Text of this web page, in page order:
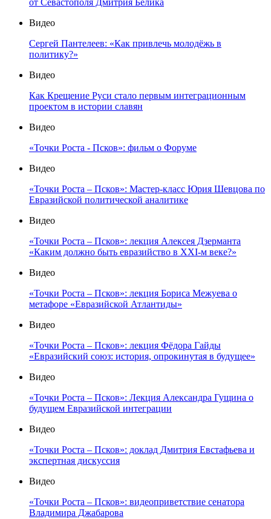
от Севастополя Дмитрия Белика
Видео
Сергей Пантелеев: «Как привлечь молодёжь в
политику?»
Видео
Как Крещение Руси стало первым интеграционным
проектом в истории славян
Видео
«Точки Роста - Псков»: фильм о Форуме
Видео
«Точки Роста – Псков»: Мастер-класс Юрия Шевцова по
Евразийской политической аналитике
Видео
«Точки Роста – Псков»: лекция Алексея Дзерманта
«Каким должно быть евразийство в XXI-м веке?»
Видео
«Точки Роста – Псков»: лекция Бориса Межуева о
метафоре «Евразийской Атлантиды»
Видео
«Точки Роста – Псков»: лекция Фёдора Гайды
«Евразийский союз: история, опрокинутая в будущее»
Видео
«Точки Роста – Псков»: Лекция Александра Гущина о
будущем Евразийской интеграции
Видео
«Точки Роста – Псков»: доклад Дмитрия Евстафьева и
экспертная дискуссия
Видео
«Точки Роста – Псков»: видеоприветствие сенатора
Владимира Джабарова